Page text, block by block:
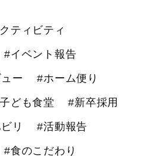
ティビティ
#イベント報告
ー #ホーム便り
ども食堂 #新卒採用
リ #活動報告
#食のこだわり